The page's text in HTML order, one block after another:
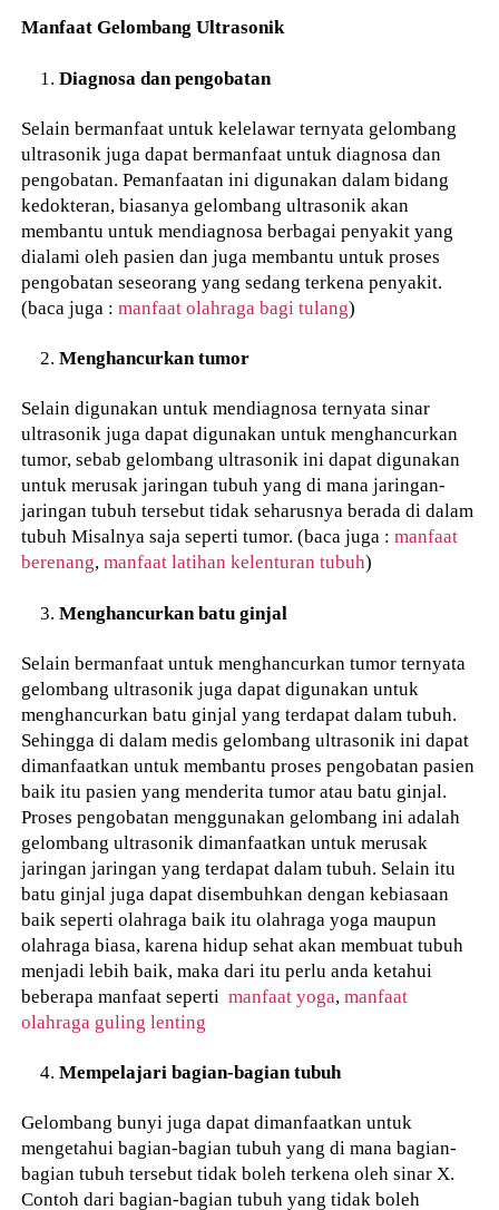
Manfaat Gelombang Ultrasonik
Diagnosa dan pengobatan
Selain bermanfaat untuk kelelawar ternyata gelombang
ultrasonik juga dapat bermanfaat untuk diagnosa dan
pengobatan. Pemanfaatan ini digunakan dalam bidang
kedokteran, biasanya gelombang ultrasonik akan
membantu untuk mendiagnosa berbagai penyakit yang
dialami oleh pasien dan juga membantu untuk proses
pengobatan seseorang yang sedang terkena penyakit.
(baca juga :manfaat olahraga bagi tulang)
Menghancurkan tumor
Selain digunakan untuk mendiagnosa ternyata sinar
ultrasonik juga dapat digunakan untuk menghancurkan
tumor, sebab gelombang ultrasonik ini dapat digunakan
untuk merusak jaringan tubuh yang di mana jaringan-
jaringan tubuh tersebut tidak seharusnya berada di dalam
tubuh Misalnya saja seperti tumor. (baca juga :manfaat
berenang,manfaat latihan kelenturan tubuh)
Menghancurkan batu ginjal
Selain bermanfaat untuk menghancurkan tumor ternyata
gelombang ultrasonik juga dapat digunakan untuk
menghancurkan batu ginjal yang terdapat dalam tubuh.
Sehingga di dalam medis gelombang ultrasonik ini dapat
dimanfaatkan untuk membantu proses pengobatan pasien
baik itu pasien yang menderita tumor atau batu ginjal.
Proses pengobatan menggunakan gelombang ini adalah
gelombang ultrasonik dimanfaatkan untuk merusak
jaringan jaringan yang terdapat dalam tubuh. Selain itu
batu ginjal juga dapat disembuhkan dengan kebiasaan
baik seperti olahraga baik itu olahraga yoga maupun
olahraga biasa, karena hidup sehat akan membuat tubuh
menjadi lebih baik, maka dari itu perlu anda ketahui
beberapa manfaat sepertimanfaat yoga,manfaat
olahraga guling lenting
Mempelajari bagian-bagian tubuh
Gelombang bunyi juga dapat dimanfaatkan untuk
mengetahui bagian-bagian tubuh yang di mana bagian-
bagian tubuh tersebut tidak boleh terkena oleh sinar X.
Contoh dari bagian-bagian tubuh yang tidak boleh